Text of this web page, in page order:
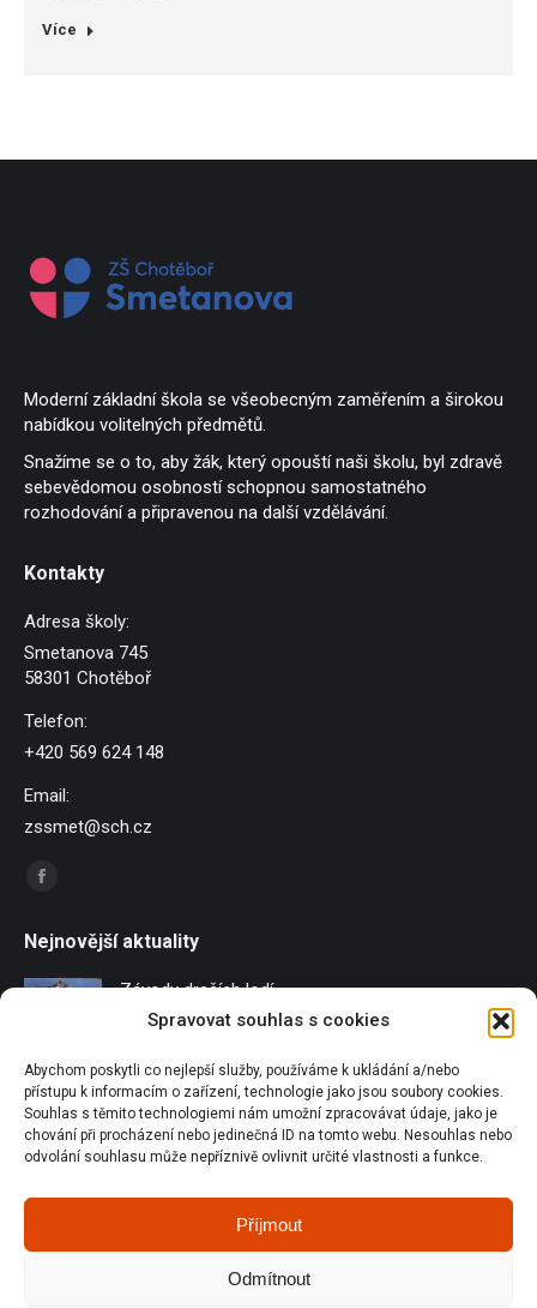
Spravovat souhlas s cookies
Abychom poskytli co nejlepší služby, používáme k ukládání a/nebo
přístupu k informacím o zařízení, technologie jako jsou soubory cookies.
Souhlas s těmito technologiemi nám umožní zpracovávat údaje, jako je
chování při procházení nebo jedinečná ID na tomto webu. Nesouhlas nebo
odvolání souhlasu může nepříznivě ovlivnit určité vlastnosti a funkce.
Příjmout
Odmítnout
Více
Moderní základní škola se všeobecným zaměřením a širokou
nabídkou volitelných předmětů.
Snažíme se o to, aby žák, který opouští naši školu, byl zdravě
sebevědomou osobností schopnou samostatného
rozhodování a připravenou na další vzdělávání.
Kontakty
Adresa školy:
Smetanova 745
58301 Chotěboř
Telefon:
+420 569 624 148
Email:
zssmet@sch.cz
Find us on:
opens
in
Nejnovější aktuality
Závody dračích lodí
21/06/2026
Sportování u Pilské nádrže
18/06/2026
Olympijský běh
Orienťáci na republice v Plzni